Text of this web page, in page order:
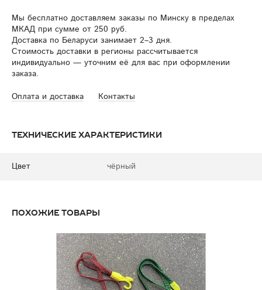
Мы бесплатно доставляем заказы по Минску в пределах
МКАД при сумме от 250 руб.
Доставка по Беларуси занимает 2–3 дня.
Стоимость доставки в регионы рассчитывается
индивидуально — уточним её для вас при оформлении
заказа.
Оплата и доставка Контакты
Технические характеристики
Цвет чёрный
Похожие товары